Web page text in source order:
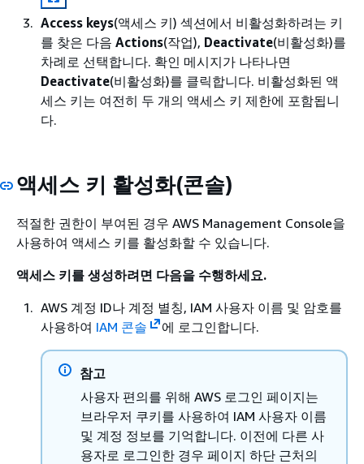
Access keys(액세스 키) 섹션에서 비활성화하려는 키
를 찾은 다음 Actions(작업), Deactivate(비활성화)를
차례로 선택합니다. 확인 메시지가 나타나면
Deactivate(비활성화)를 클릭합니다. 비활성화된 액
세스 키는 여전히 두 개의 액세스 키 제한에 포함됩니
다.
액세스 키 활성화(콘솔)
적절한 권한이 부여된 경우 AWS Management Console을
사용하여 액세스 키를 활성화할 수 있습니다.
액세스 키를 생성하려면 다음을 수행하세요.
AWS 계정 ID나 계정 별칭, IAM 사용자 이름 및 암호를
사용하여 IAM 콘솔 에 로그인합니다.
참고
사용자 편의를 위해 AWS 로그인 페이지는
브라우저 쿠키를 사용하여 IAM 사용자 이름
및 계정 정보를 기억합니다. 이전에 다른 사
용자로 로그인한 경우 페이지 하단 근처의